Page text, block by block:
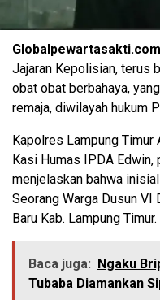
Jajaran Kepolisian, terus
obat obat berbahaya,
remaja, diwilayah hukum
Kapolres Lampung
Kasi Humas IPDA
menjelaskan bahwa
Seorang Warga Dusun VI
Baru Kab. Lampung Timur.
Baca juga:
Ngaku
Tubaba Diamankan